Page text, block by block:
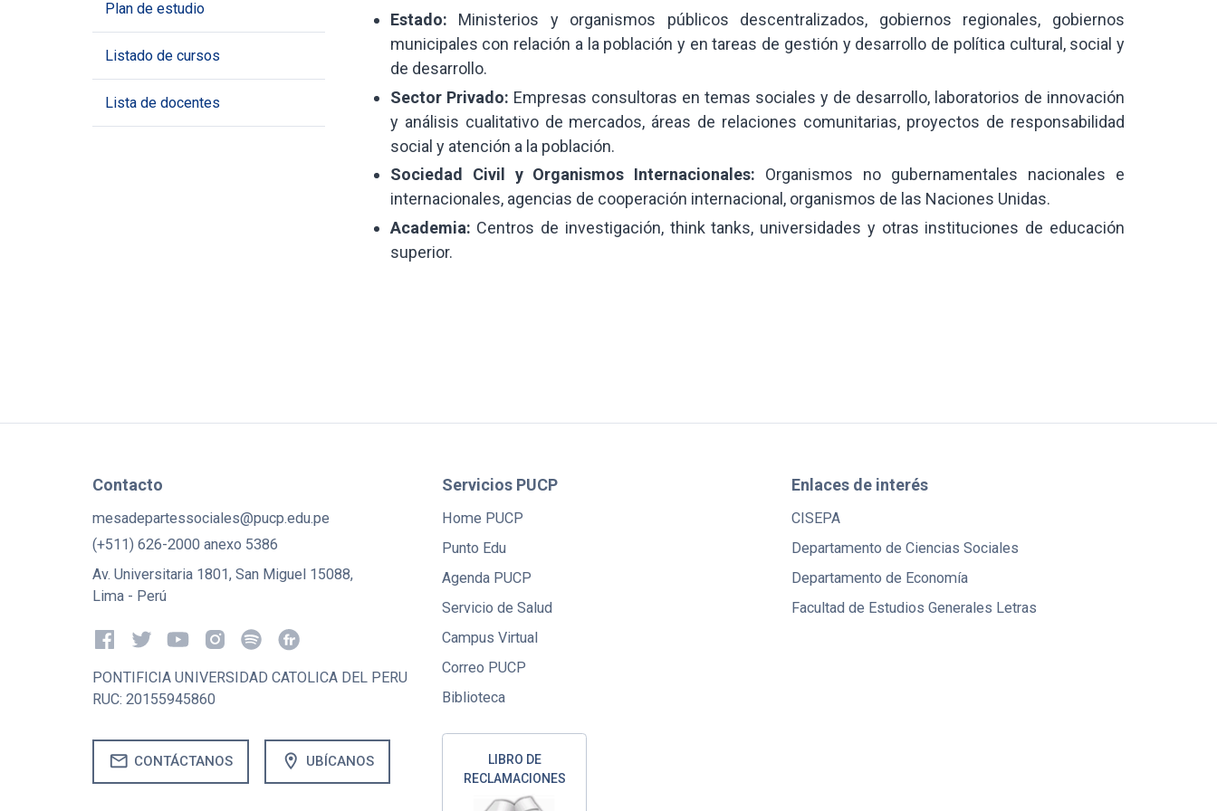
Plan de estudio
Listado de cursos
Lista de docentes
Estado: Ministerios y organismos públicos descentralizados, gobiernos regionales, gobiernos
municipales con relación a la población y en tareas de gestión y desarrollo de política cultural, social y
de desarrollo.
Sector Privado: Empresas consultoras en temas sociales y de desarrollo, laboratorios de innovación
y análisis cualitativo de mercados, áreas de relaciones comunitarias, proyectos de responsabilidad
social y atención a la población.
Sociedad Civil y Organismos Internacionales: Organismos no gubernamentales nacionales e
internacionales, agencias de cooperación internacional, organismos de las Naciones Unidas.
Academia: Centros de investigación, think tanks, universidades y otras instituciones de educación
superior.
Contacto
mesadepartessociales@pucp.edu.pe
(+511) 626-2000 anexo 5386
Av. Universitaria 1801, San Miguel 15088,
Lima - Perú
PONTIFICIA UNIVERSIDAD CATOLICA DEL PERU
RUC: 20155945860
mail CONTÁCTANOS location_on UBÍCANOS
Servicios PUCP
Home PUCP
Punto Edu
Agenda PUCP
Servicio de Salud
Campus Virtual
Correo PUCP
Biblioteca
LIBRO DE
RECLAMACIONES
Enlaces de interés
CISEPA
Departamento de Ciencias Sociales
Departamento de Economía
Facultad de Estudios Generales Letras